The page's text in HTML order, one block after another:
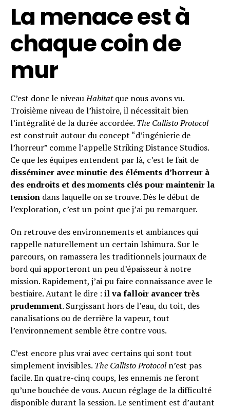
La menace est à
chaque coin de
mur
C’est donc le niveauHabitatque nous avons vu.
Troisième niveau de l’histoire, il nécessitait bien
l’intégralité de la durée accordée. The Callisto Protocol
est construit autour du concept “d’ingénierie de
l’horreur” comme l’appelle Striking Distance Studios.
Ce que les équipes entendent par là, c’est le fait de
disséminer avec minutie des éléments d’horreur à
des endroits et des moments clés pour maintenir la
tension dans laquelle on se trouve. Dès le début de
l’exploration, c’est un point que j’ai pu remarquer.
On retrouve des environnements et ambiances qui
rappelle naturellement un certain Ishimura. Sur le
parcours, on ramassera les traditionnels journaux de
bord qui apporteront un peu d’épaisseur à notre
mission. Rapidement, j’ai pu faire connaissance avec le
bestiaire. Autant le dire : il va falloir avancer très
prudemment. Surgissant hors de l’eau, du toit, des
canalisations ou de derrière la vapeur, tout
l’environnement semble être contre vous.
C’est encore plus vrai avec certains qui sont tout
simplement invisibles. The Callisto Protocoln’est pas
facile. En quatre-cinq coups, les ennemis ne feront
qu’une bouchée de vous. Aucun réglage de la difficulté
disponible durant la session. Le sentiment est d’autant
Flipboard
Reddit
Pinterest
Whatsapp
Email